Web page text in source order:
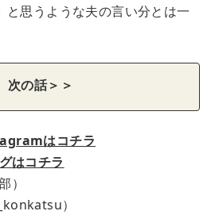
思うような夫の言い分とは一
次の話＞＞
はコチラ
はコチラ
）
）